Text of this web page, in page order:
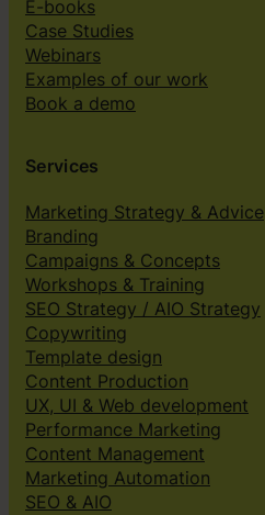
E-books
Case Studies
Webinars
Examples of our work
Book a demo
Services
Marketing Strategy & Advice
Branding
Campaigns & Concepts
Workshops & Training
SEO Strategy / AIO Strategy
Copywriting
Template design
Content Production
UX, UI & Web development
Performance Marketing
Content Management
Marketing Automation
SEO & AIO